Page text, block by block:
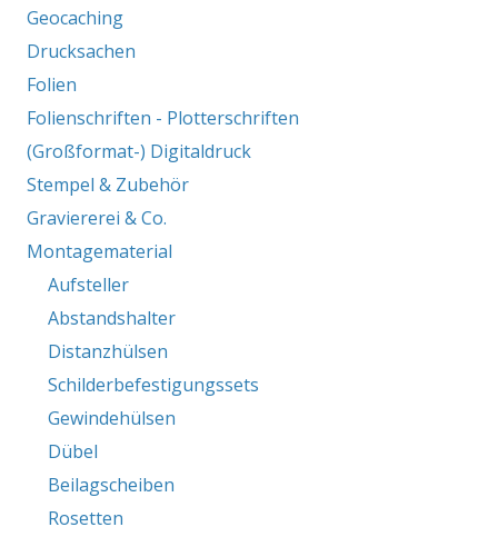
Geocaching
Drucksachen
Folien
Folienschriften - Plotterschriften
(Großformat-) Digitaldruck
Stempel & Zubehör
Graviererei & Co.
Montagematerial
Aufsteller
Abstandshalter
Distanzhülsen
Schilderbefestigungssets
Gewindehülsen
Dübel
Beilagscheiben
Rosetten